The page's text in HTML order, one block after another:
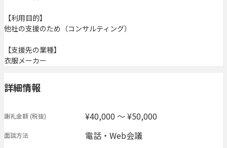
【利用目的】
他社の支援のため（コンサルティング）
【支援先の業種】
衣服メーカー
詳細情報
謝礼金額(税抜) ¥40,000 〜 ¥50,000
面談方法 電話・Web会議